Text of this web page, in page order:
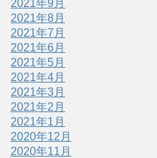
2021年9月
2021年8月
2021年7月
2021年6月
2021年5月
2021年4月
2021年3月
2021年2月
2021年1月
2020年12月
2020年11月